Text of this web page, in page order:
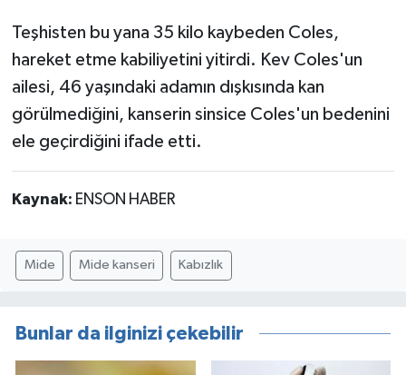
Teşhisten bu yana 35 kilo kaybeden Coles,
hareket etme kabiliyetini yitirdi. Kev Coles'un
ailesi, 46 yaşındaki adamın dışkısında kan
görülmediğini, kanserin sinsice Coles'un bedenini
ele geçirdiğini ifade etti.
Kaynak: ENSON HABER
Mide Mide kanseri Kabızlık
Bunlar da ilginizi çekebilir